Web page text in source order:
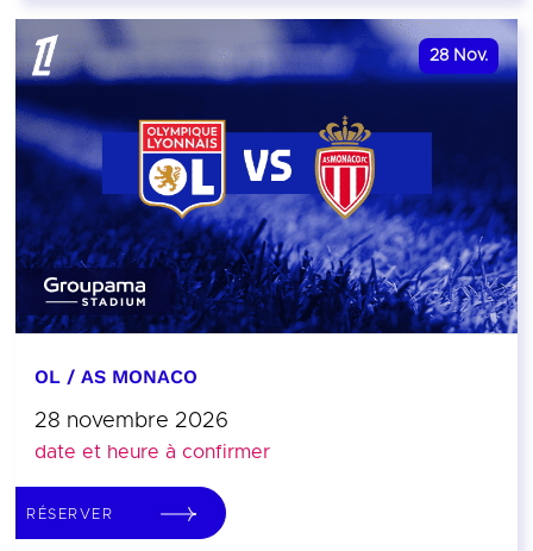
28 Nov.
OL / AS MONACO
28 novembre 2026
date et heure à confirmer
RÉSERVER